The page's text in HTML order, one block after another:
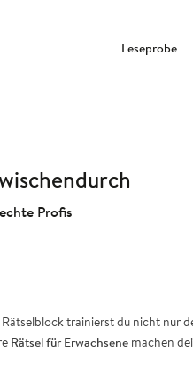
Leseprobe
Profis
trainierst du nicht nur
Rätsel für Erwachsenemachen